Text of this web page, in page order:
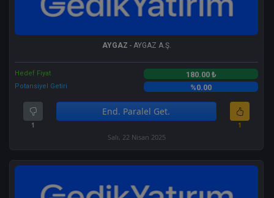
AYGAZ - AYGAZ A.Ş.
Hedef Fiyat 180.00 ₺
Potansiyel Getiri %0.00
1
End. Paralel Get.
1
Salı, 22 Nisan 2025